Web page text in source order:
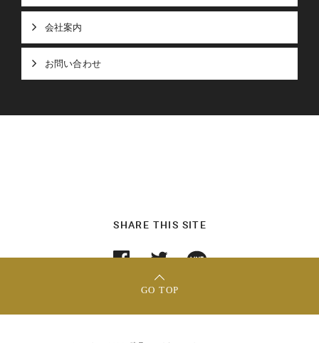
会社案内
お問い合わせ
GO TOP
SHARE THIS SITE